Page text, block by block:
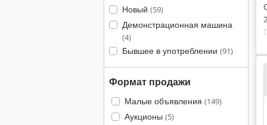
Новый (59)
Демонстрационная машина
(4)
Бывшее в употреблении (91)
Формат продажи
Малые объявления (149)
Аукционы (5)